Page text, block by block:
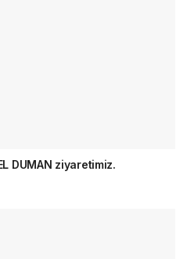
DUMAN ziyaretimiz.